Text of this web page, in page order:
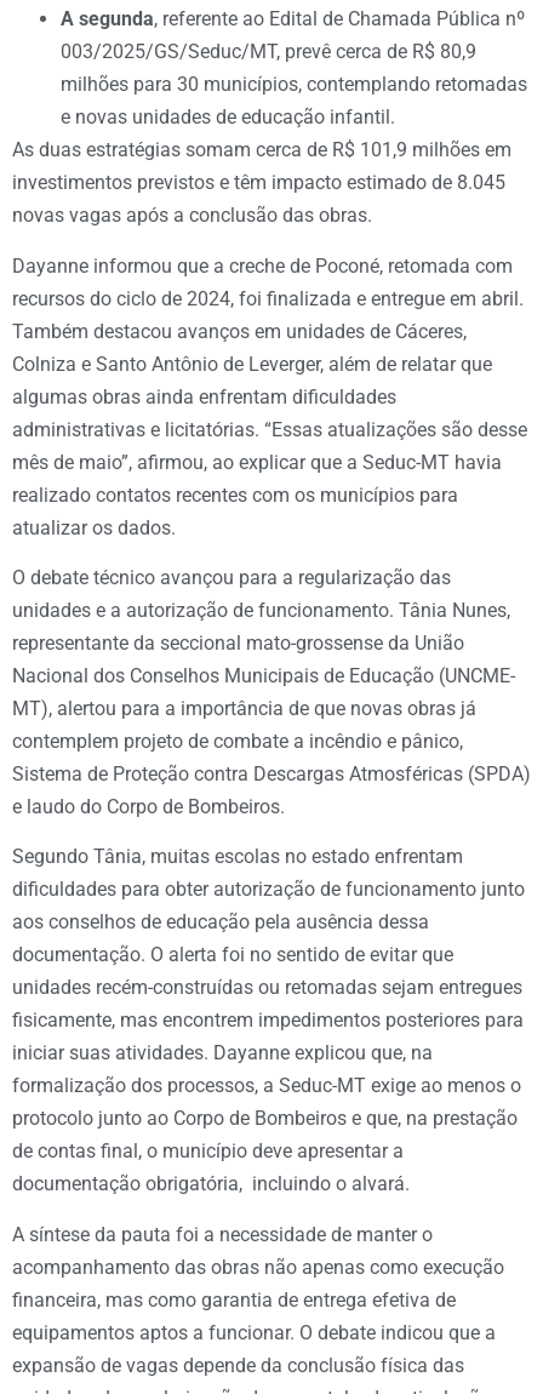
A segunda, referente ao Edital de Chamada Pública nº
003/2025/GS/Seduc/MT, prevê cerca de R$ 80,9
milhões para 30 municípios, contemplando retomadas
e novas unidades de educação infantil.
As duas estratégias somam cerca de R$ 101,9 milhões em
investimentos previstos e têm impacto estimado de 8.045
novas vagas após a conclusão das obras.
Dayanne informou que a creche de Poconé, retomada com
recursos do ciclo de 2024, foi finalizada e entregue em abril.
Também destacou avanços em unidades de Cáceres,
Colniza e Santo Antônio de Leverger, além de relatar que
algumas obras ainda enfrentam dificuldades
administrativas e licitatórias. “Essas atualizações são desse
mês de maio”, afirmou, ao explicar que a Seduc-MT havia
realizado contatos recentes com os municípios para
atualizar os dados.
O debate técnico avançou para a regularização das
unidades e a autorização de funcionamento. Tânia Nunes,
representante da seccional mato-grossense da União
Nacional dos Conselhos Municipais de Educação (UNCME-
MT), alertou para a importância de que novas obras já
contemplem projeto de combate a incêndio e pânico,
Sistema de Proteção contra Descargas Atmosféricas (SPDA)
e laudo do Corpo de Bombeiros.
Segundo Tânia, muitas escolas no estado enfrentam
dificuldades para obter autorização de funcionamento junto
aos conselhos de educação pela ausência dessa
documentação. O alerta foi no sentido de evitar que
unidades recém-construídas ou retomadas sejam entregues
fisicamente, mas encontrem impedimentos posteriores para
iniciar suas atividades. Dayanne explicou que, na
formalização dos processos, a Seduc-MT exige ao menos o
protocolo junto ao Corpo de Bombeiros e que, na prestação
de contas final, o município deve apresentar a
documentação obrigatória, incluindo o alvará.
A síntese da pauta foi a necessidade de manter o
acompanhamento das obras não apenas como execução
financeira, mas como garantia de entrega efetiva de
equipamentos aptos a funcionar. O debate indicou que a
expansão de vagas depende da conclusão física das